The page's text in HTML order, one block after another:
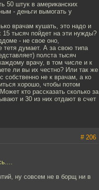
50 штук в американских
- деньги вымогать у
врачам кушать, это надо и
15 тысяч пойдет на эти нужды?
- не свое оно,
тетя думает. А за свою типа
полста тысяч
врачу, в том числе и к
ли вы их честно? Или так же
собственно не к врачам, а ко
хорошо, чтобы потом
кто рассказать сколько за
и 30 из них отдают в счет
# 206
ну совсем не в борщ ни в